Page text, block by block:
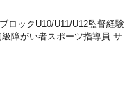
ロックU10/U11/U12監督経験
障がい者スポーツ指導員 サ